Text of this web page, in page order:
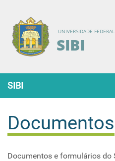
UNIVERSIDADE
SIBI
SIBI
Documentos
Documentos e formulários do